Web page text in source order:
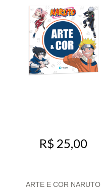
R$ 25,00
ARTE E COR NARUTO